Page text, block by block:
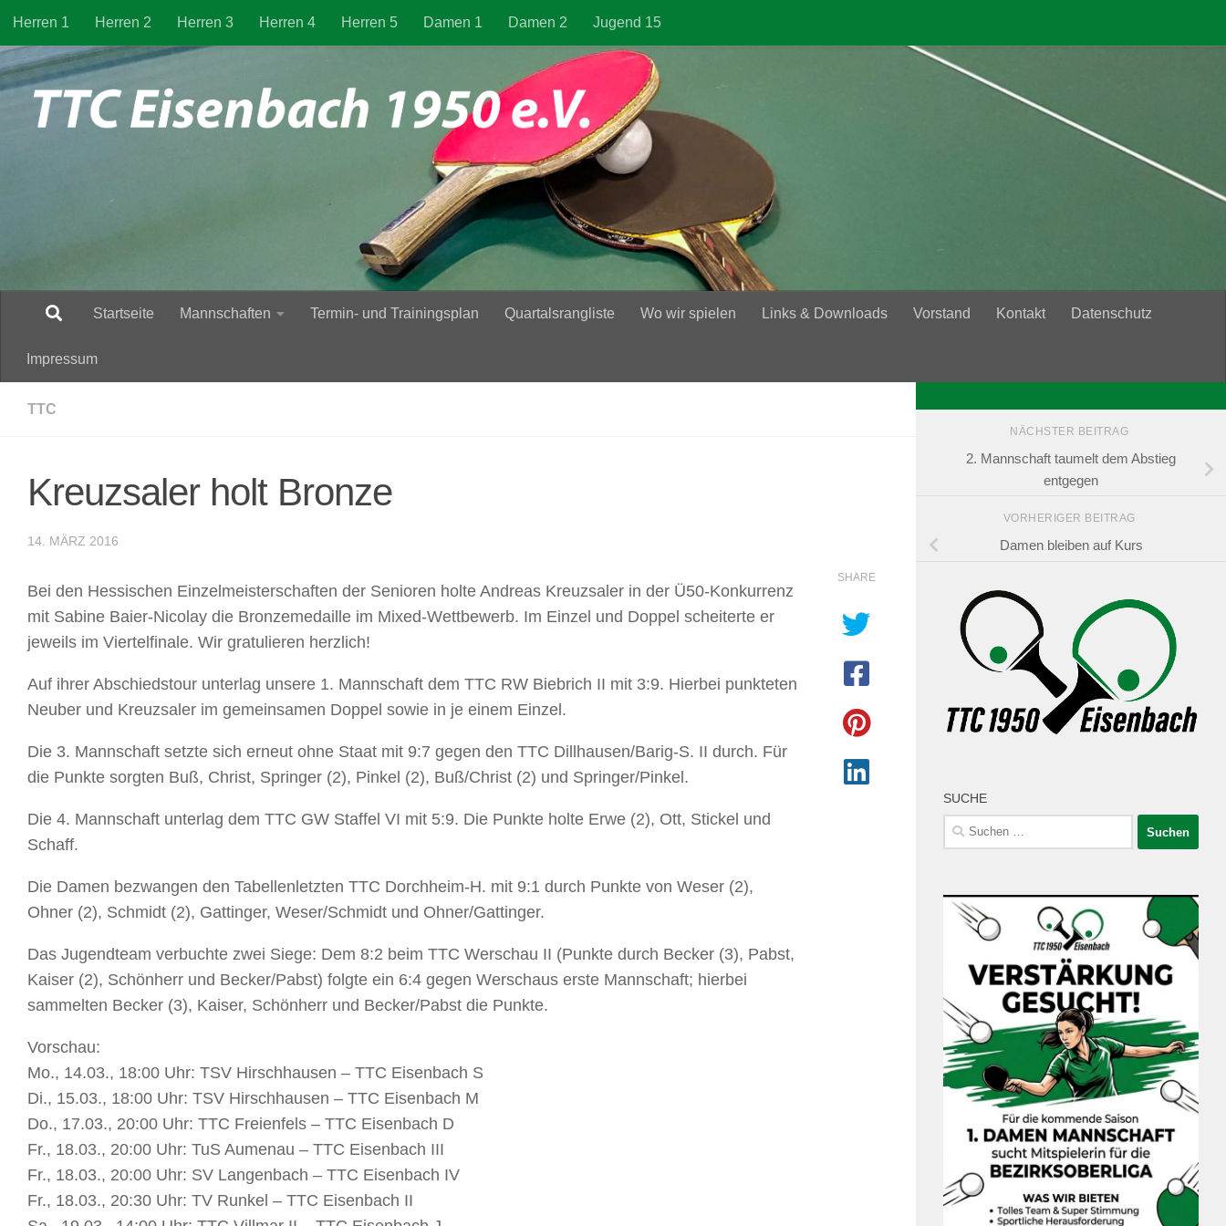
Zum Inhalt springen
Herren 1 Herren 2 Herren 3 Herren 4 Herren 5 Damen 1 Damen 2 Jugend 15
Startseite Mannschaften Termin- und Trainingsplan Quartalsrangliste Wo wir spielen Links & Downloads Vorstand Kontakt Datenschutz
Impressum
TTC
Kreuzsaler holt Bronze
14. MÄRZ 2016
Bei den Hessischen Einzelmeisterschaften der Senioren holte Andreas Kreuzsaler in der Ü50-Konkurrenz
mit Sabine Baier-Nicolay die Bronzemedaille im Mixed-Wettbewerb. Im Einzel und Doppel scheiterte er
jeweils im Viertelfinale. Wir gratulieren herzlich!
Auf ihrer Abschiedstour unterlag unsere 1. Mannschaft dem TTC RW Biebrich II mit 3:9. Hierbei punkteten
Neuber und Kreuzsaler im gemeinsamen Doppel sowie in je einem Einzel.
Die 3. Mannschaft setzte sich erneut ohne Staat mit 9:7 gegen den TTC Dillhausen/Barig-S. II durch. Für
die Punkte sorgten Buß, Christ, Springer (2), Pinkel (2), Buß/Christ (2) und Springer/Pinkel.
Die 4. Mannschaft unterlag dem TTC GW Staffel VI mit 5:9. Die Punkte holte Erwe (2), Ott, Stickel und
Schaff.
Die Damen bezwangen den Tabellenletzten TTC Dorchheim-H. mit 9:1 durch Punkte von Weser (2),
Ohner (2), Schmidt (2), Gattinger, Weser/Schmidt und Ohner/Gattinger.
Das Jugendteam verbuchte zwei Siege: Dem 8:2 beim TTC Werschau II (Punkte durch Becker (3), Pabst,
Kaiser (2), Schönherr und Becker/Pabst) folgte ein 6:4 gegen Werschaus erste Mannschaft; hierbei
sammelten Becker (3), Kaiser, Schönherr und Becker/Pabst die Punkte.
Vorschau:
Mo., 14.03., 18:00 Uhr: TSV Hirschhausen – TTC Eisenbach S
Di., 15.03., 18:00 Uhr: TSV Hirschhausen – TTC Eisenbach M
Do., 17.03., 20:00 Uhr: TTC Freienfels – TTC Eisenbach D
Fr., 18.03., 20:00 Uhr: TuS Aumenau – TTC Eisenbach III
Fr., 18.03., 20:00 Uhr: SV Langenbach – TTC Eisenbach IV
Fr., 18.03., 20:30 Uhr: TV Runkel – TTC Eisenbach II
SHARE
NÄCHSTER BEITRAG
2. Mannschaft taumelt dem Abstieg
entgegen
VORHERIGER BEITRAG
Damen bleiben auf Kurs
SUCHE
Suchen
nach: